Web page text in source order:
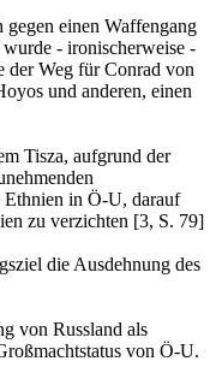
einen Waffengang
- ironischerweise -
der Weg für Conrad von
und anderen, einen
Tisza, aufgrund der
Ethnien in Ö-U, darauf
zu verzichten [3, S. 79]
die Ausdehnung des
von Russland als
von Ö-U.